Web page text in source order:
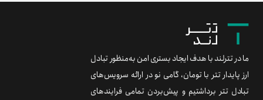
ما در تترلند با هدف ایجاد بستری امن به‌منظور تبادل
ارز پایدار تتر با تومان، گامی نو در ارائه سرویس‌های
تبادل تتر برداشتیم و پیش‌بردن تمامی فرایندهای